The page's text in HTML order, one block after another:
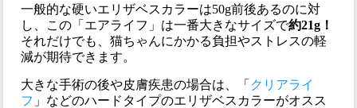
一般的な硬いエリザベスカラーは50g前後あるのに対
し、この「エアライフ」は一番大きなサイズで約21g！
それだけでも、猫ちゃんにかかる負担やストレスの軽
減が期待できます。
大きな手術の後や皮膚疾患の場合は、「 クリアライ
フ 」などのハードタイプのエリザベスカラーがオスス